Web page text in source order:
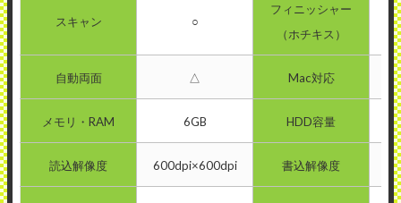
スキャン ○
フィニッシャー
（ホチキス）
自動両面 △ Mac対応
メモリ・RAM 6GB HDD容量
読込解像度 600dpi×600dpi 書込解像度